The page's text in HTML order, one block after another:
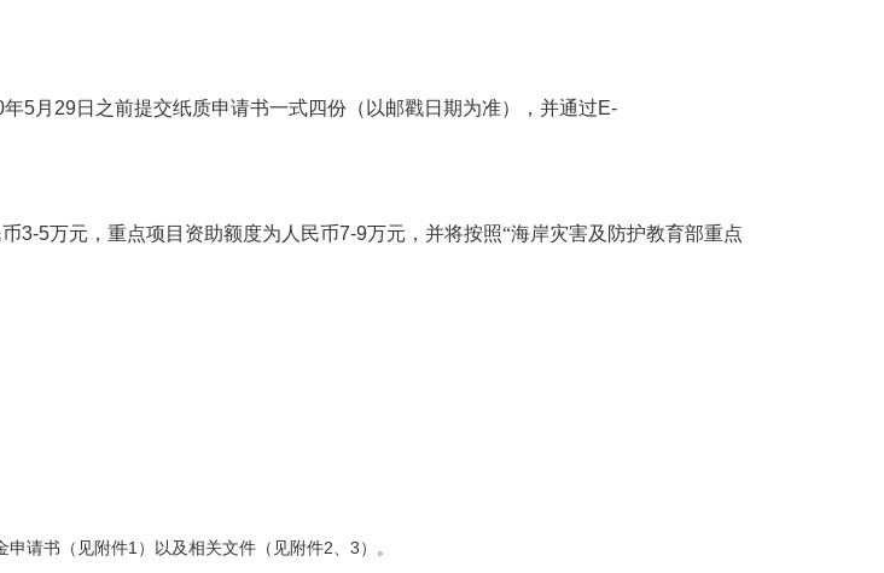
年5月 29日之前提交纸质申请书一式四份（以邮戳日期为准），并通过E-
3-5万元，重点项目资助额度为人民币7-9万元，并将按照“海岸灾害及防护教育部重点
请书（见附件1）以及相关文件（见附件2、3）。